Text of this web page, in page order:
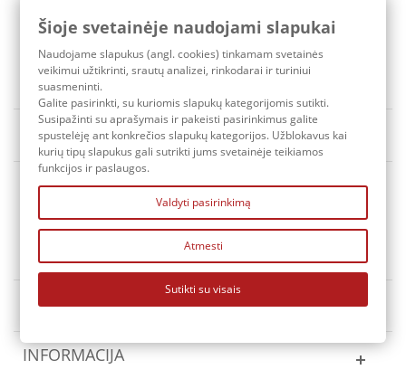
Pristatymo terminas: 3-7 d.d.
Rūšiuoti pagal
MANO PASKYRA
INFORMACIJA
Šioje svetainėje naudojami slapukai
Naudojame slapukus (angl. cookies) tinkamam svetainės
veikimui užtikrinti, srautų analizei, rinkodarai ir turiniui
suasmeninti.
Galite pasirinkti, su kuriomis slapukų kategorijomis sutikti.
Susipažinti su aprašymais ir pakeisti pasirinkimus galite
spustelėję ant konkrečios slapukų kategorijos. Užblokavus kai
kurių tipų slapukus gali sutrikti jums svetainėje teikiamos
funkcijos ir paslaugos.
Valdyti pasirinkimą
Atmesti
Sutikti su visais